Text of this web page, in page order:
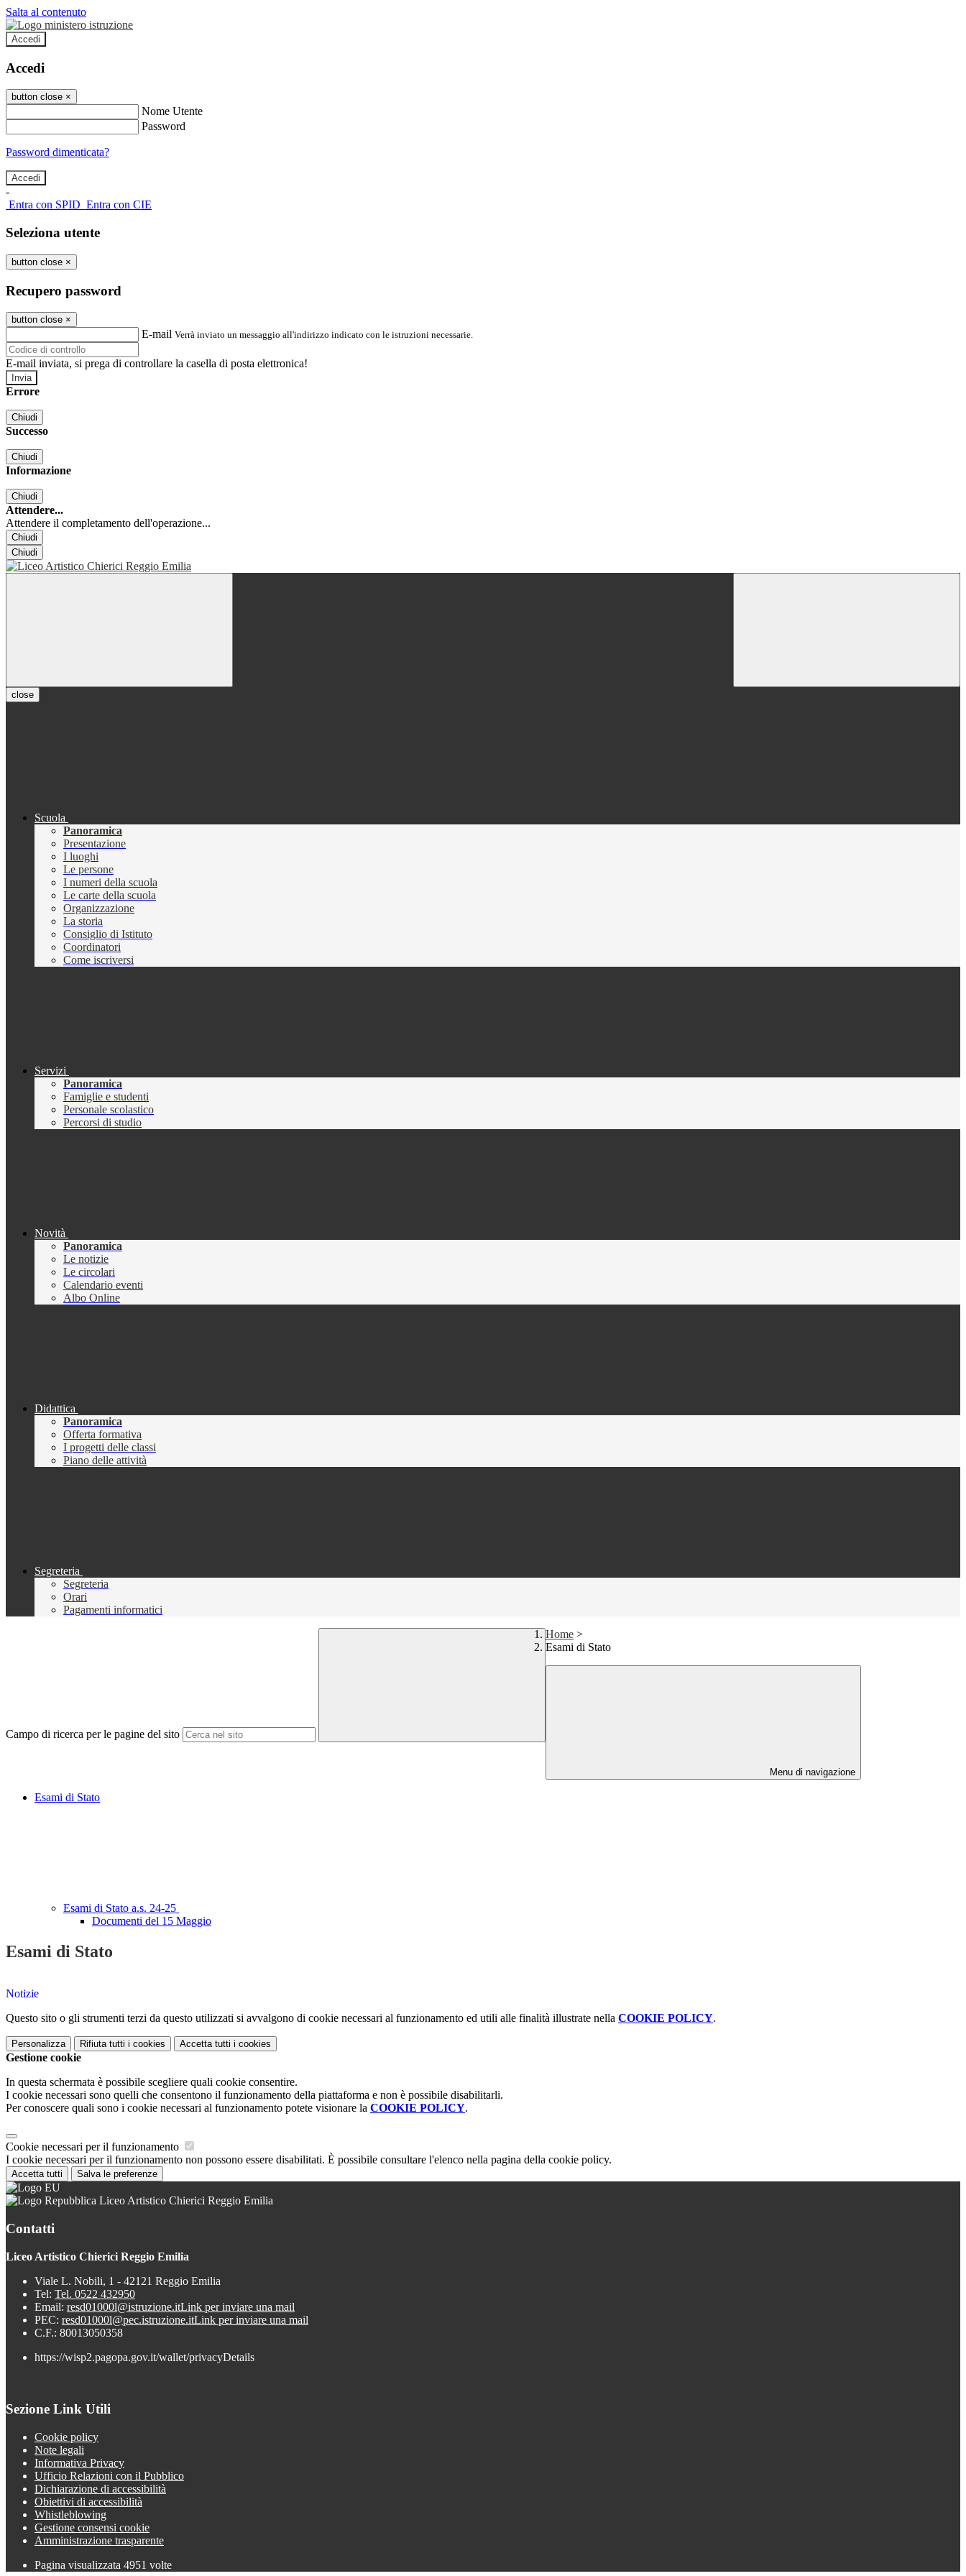
Salta al contenuto
Accedi
Accedi
button close ×
Nome Utente
Password
Password dimenticata?
-
Entra con SPID Entra con CIE
Seleziona utente
button close ×
Recupero password
button close ×
E-mail Verrà inviato un messaggio all'indirizzo indicato con le istruzioni necessarie.
E-mail inviata, si prega di controllare la casella di posta elettronica!
Errore
Chiudi
Successo
Chiudi
Informazione
Chiudi
Attendere...
Attendere il completamento dell'operazione...
Chiudi
Chiudi
close
Scuola
Panoramica
Presentazione
I luoghi
Le persone
I numeri della scuola
Le carte della scuola
Organizzazione
La storia
Consiglio di Istituto
Coordinatori
Come iscriversi
Servizi
Panoramica
Famiglie e studenti
Personale scolastico
Percorsi di studio
Novità
Panoramica
Le notizie
Le circolari
Calendario eventi
Albo Online
Didattica
Panoramica
Offerta formativa
I progetti delle classi
Piano delle attività
Segreteria
Segreteria
Orari
Pagamenti informatici
Campo di ricerca per le pagine del sito
Home >
Esami di Stato
Menu di navigazione
Esami di Stato
Esami di Stato a.s. 24-25
Documenti del 15 Maggio
Esami di Stato
Notizie
Questo sito o gli strumenti terzi da questo utilizzati si avvalgono di cookie necessari al funzionamento ed utili alle finalità illustrate nella COOKIE POLICY.
Personalizza Rifiuta tutti i cookies Accetta tutti i cookies
Gestione cookie
In questa schermata è possibile scegliere quali cookie consentire.
I cookie necessari sono quelli che consentono il funzionamento della piattaforma e non è possibile disabilitarli.
Per conoscere quali sono i cookie necessari al funzionamento potete visionare la COOKIE POLICY.
Cookie necessari per il funzionamento
I cookie necessari per il funzionamento non possono essere disabilitati. È possibile consultare l'elenco nella pagina della cookie policy.
Accetta tutti Salva le preferenze
Liceo Artistico Chierici Reggio Emilia
Contatti
Liceo Artistico Chierici Reggio Emilia
Viale L. Nobili, 1 - 42121 Reggio Emilia
Tel: Tel. 0522 432950
Email: resd01000l@istruzione.itLink per inviare una mail
PEC: resd01000l@pec.istruzione.itLink per inviare una mail
C.F.: 80013050358
https://wisp2.pagopa.gov.it/wallet/privacyDetails
Sezione Link Utili
Cookie policy
Note legali
Informativa Privacy
Ufficio Relazioni con il Pubblico
Dichiarazione di accessibilità
Obiettivi di accessibilità
Whistleblowing
Gestione consensi cookie
Amministrazione trasparente
Pagina visualizzata 4951 volte